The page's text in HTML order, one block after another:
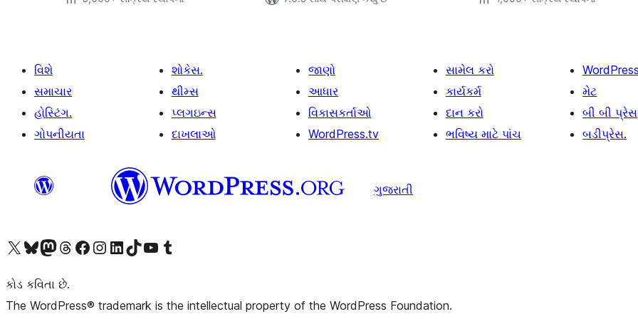
વિશે
સમાચાર
હોસ્ટિંગ.
ગોપનીયતા
શોકેસ.
થીમ્સ
પ્લગઇન્સ
દાખલાઓ
જાણો
આધાર
વિકાસકર્તાઓ
WordPress.tv
સામેલ કરો
કાર્યકર્મ
દાન કરો
ભવિષ્ય માટે પાંચ
મેટ
બી બી પ્રેસ
બડીપ્રેસ.
ગુજરાતી
અમારા X (અગાઉ ટ્વિટર) એકાઉન્ટની મુલાકાત લોઅમારા Bluesky એકાઉન્ટની મુલાકાત લોઅમારા માસ્ટોડોન એકાઉન્ટની મુલાકાત લોઅમારા Threads એકાઉન્ટની મુલાકાત લો અમારા ફેસબુક પેજની મુલાકાત લોઅમારા ઇન્સ્ટાગ્રામ એકાઉન્ટની મુલાકાત લો અમારા LinkedIn એકાઉન્ટની મુલાકાત લોઅમારા TikTok એકાઉન્ટની મુલાકાત લોઅમારી YouTube ચેનલની મુલાકાત લો અમારા Tumblr એકાઉન્ટની મુલાકાત લો
કોડ કવિતા છે.
The WordPress® trademark is the intellectual property of the WordPress Foundation.